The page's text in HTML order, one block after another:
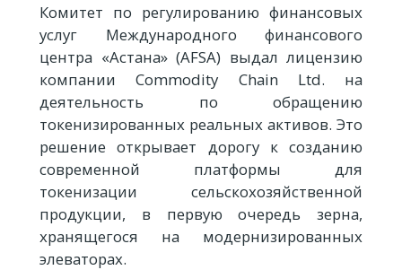
Комитет по регулированию финансовых
услуг Международного финансового
центра «Астана» (AFSA) выдал лицензию
компании Commodity Chain Ltd. на
деятельность по обращению
токенизированных реальных активов. Это
решение открывает дорогу к созданию
современной платформы для
токенизации сельскохозяйственной
продукции, в первую очередь зерна,
хранящегося на модернизированных
элеваторах.